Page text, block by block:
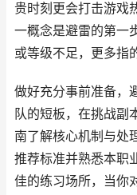
贵时刻更会打击游戏
一概念是避雷的第一
或等级不足，更多指
做好充分事前准备，
队的短板，在挑战副
南了解核心机制与处
推荐标准并熟悉本职
佳的练习场所，当你